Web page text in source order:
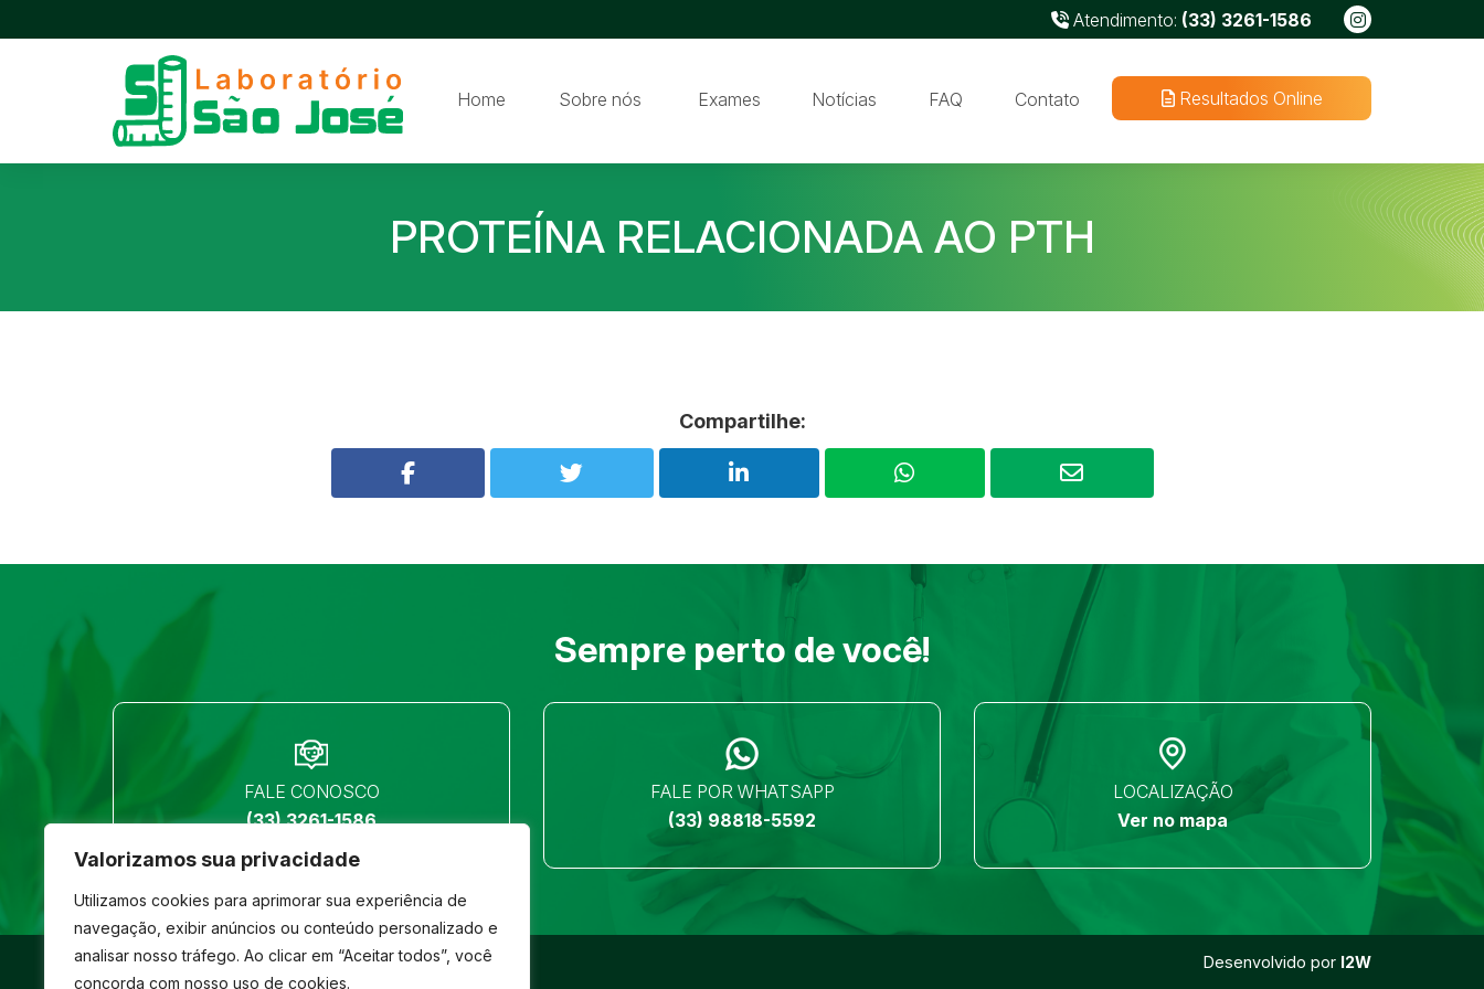
Valorizamos sua privacidade
Utilizamos cookies para aprimorar sua experiência de
navegação, exibir anúncios ou conteúdo personalizado e
analisar nosso tráfego. Ao clicar em “Aceitar todos”, você
concorda com nosso uso de cookies.
Atendimento: (33) 3261-1586
Home Sobre nós Exames Notícias FAQ Contato Resultados Online
PROTEÍNA RELACIONADA AO PTH
Compartilhe:
Sempre perto de você!
FALE CONOSCO
(33) 3261-1586
FALE POR WHATSAPP
(33) 98818-5592
LOCALIZAÇÃO
Ver no mapa
© São José- Todos os direitos reservados Desenvolvido por I2W